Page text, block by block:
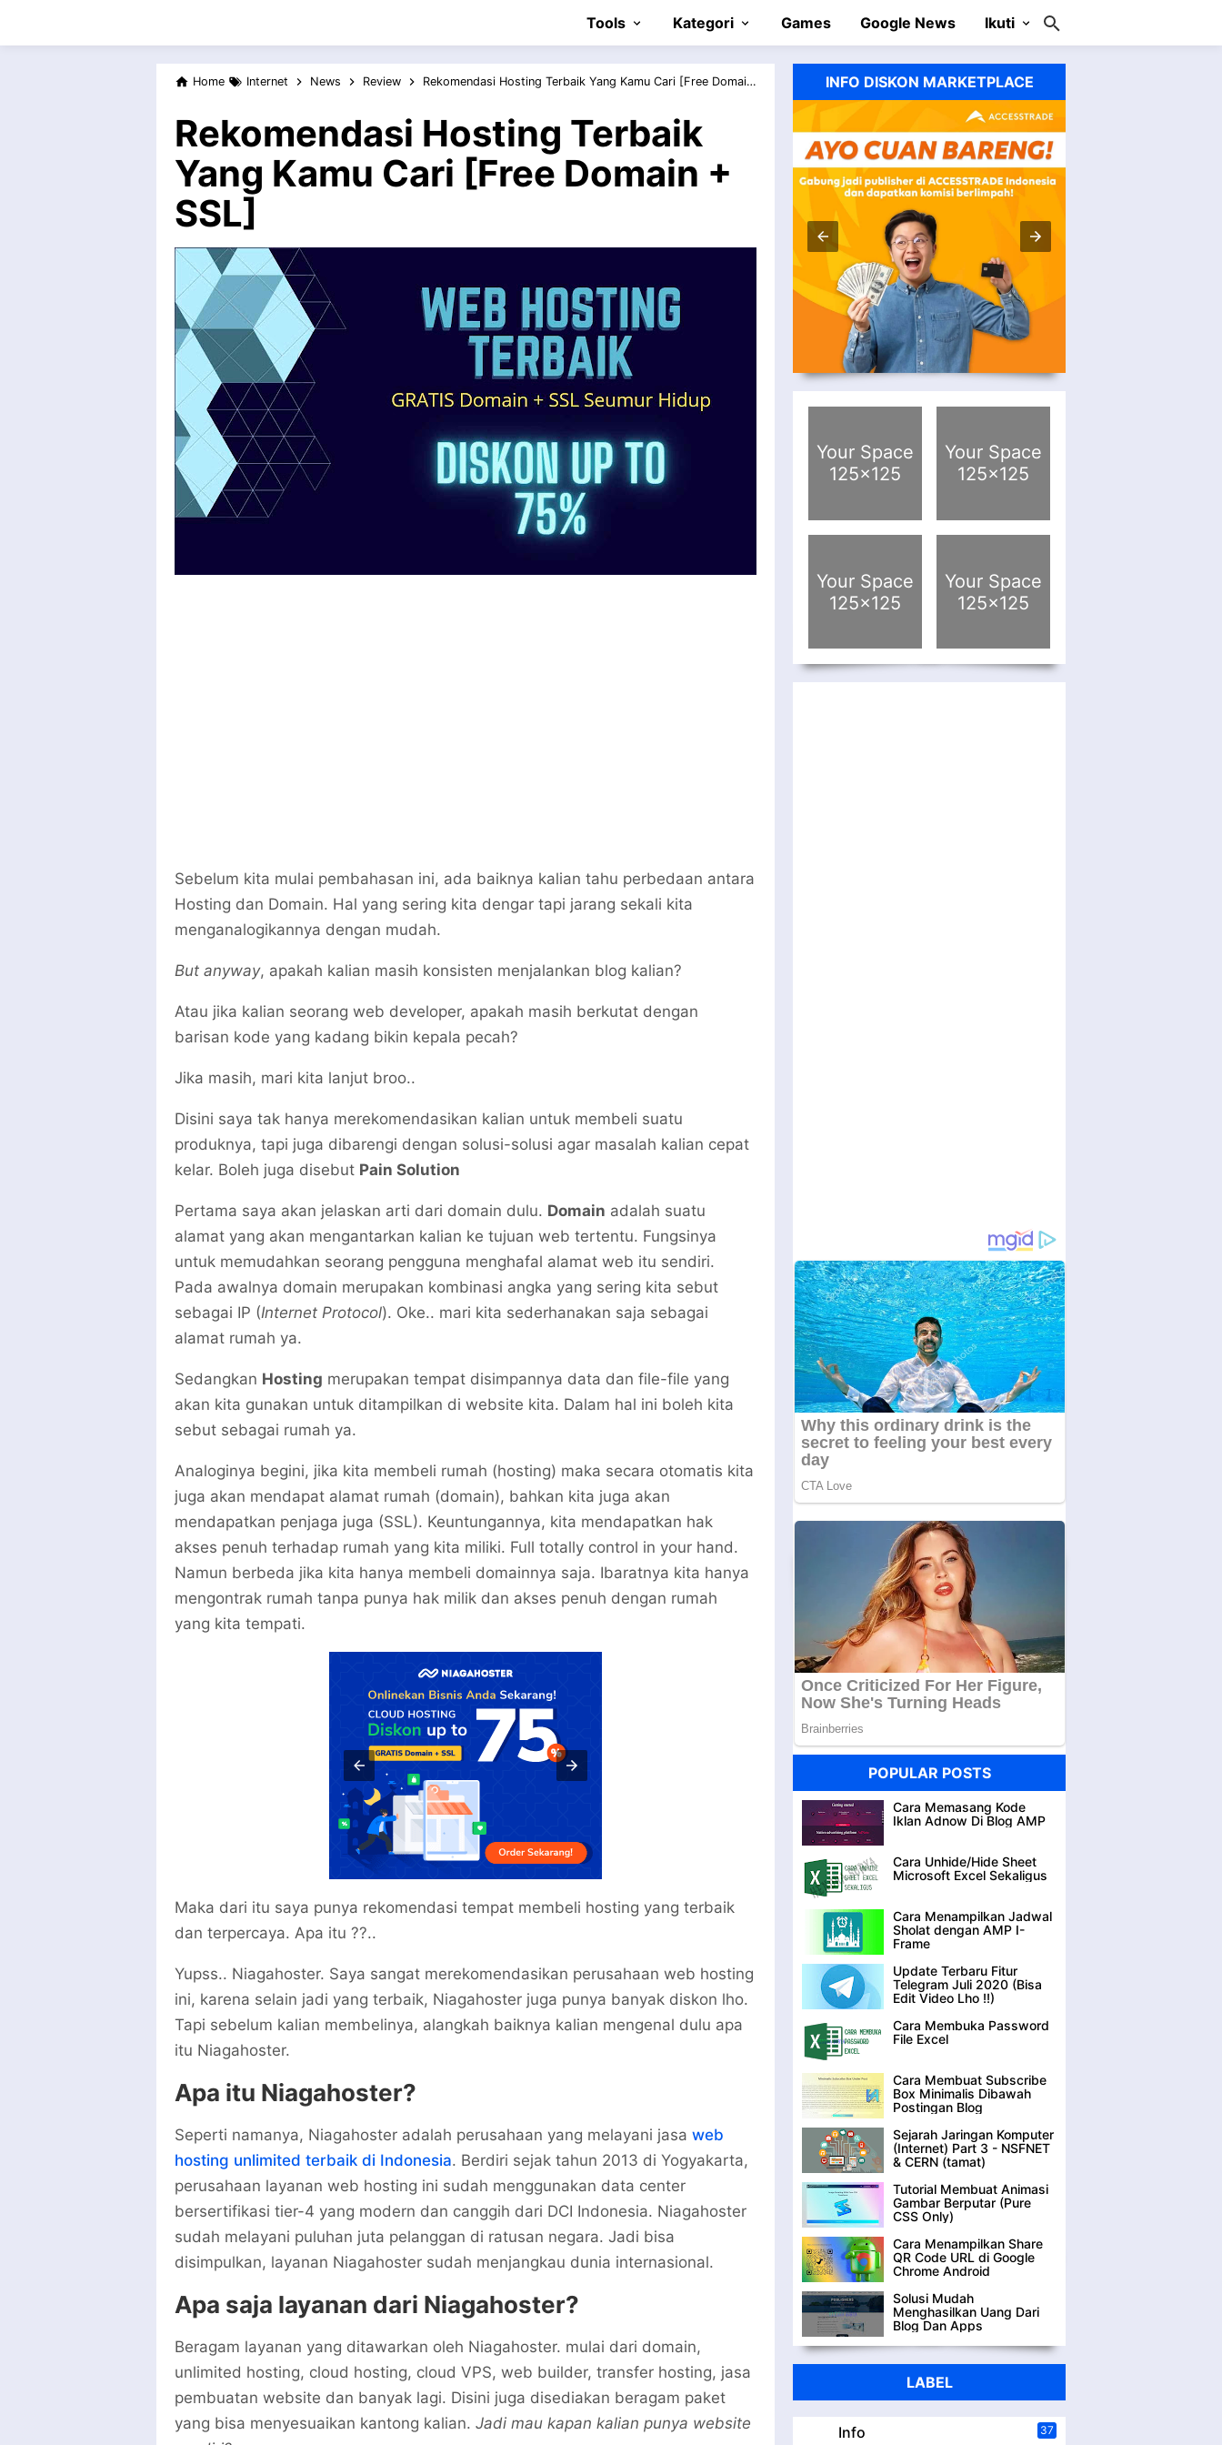
Skip to main content
Tools Kategori Games Google News Ikuti
Facebook
Instagram
Twitter
Youtube
Blogger
Home Internet News Review Rekomendasi Hosting Terbaik Yang Kamu Cari [Free Domain + SSL]
Rekomendasi Hosting Terbaik
Yang Kamu Cari [Free Domain +
SSL]
Sebelum kita mulai pembahasan ini, ada baiknya kalian tahu perbedaan antara
Hosting dan Domain. Hal yang sering kita dengar tapi jarang sekali kita
menganalogikannya dengan mudah.
But anyway, apakah kalian masih konsisten menjalankan blog kalian?
Atau jika kalian seorang web developer, apakah masih berkutat dengan
barisan kode yang kadang bikin kepala pecah?
Jika masih, mari kita lanjut broo..
Disini saya tak hanya merekomendasikan kalian untuk membeli suatu
produknya, tapi juga dibarengi dengan solusi-solusi agar masalah kalian cepat
kelar. Boleh juga disebut Pain Solution
Pertama saya akan jelaskan arti dari domain dulu. Domain adalah suatu
alamat yang akan mengantarkan kalian ke tujuan web tertentu. Fungsinya
untuk memudahkan seorang pengguna menghafal alamat web itu sendiri.
Pada awalnya domain merupakan kombinasi angka yang sering kita sebut
sebagai IP (Internet Protocol). Oke.. mari kita sederhanakan saja sebagai
alamat rumah ya.
Sedangkan Hosting merupakan tempat disimpannya data dan file-file yang
akan kita gunakan untuk ditampilkan di website kita. Dalam hal ini boleh kita
sebut sebagai rumah ya.
Analoginya begini, jika kita membeli rumah (hosting) maka secara otomatis kita
juga akan mendapat alamat rumah (domain), bahkan kita juga akan
mendapatkan penjaga juga (SSL). Keuntungannya, kita mendapatkan hak
akses penuh terhadap rumah yang kita miliki. Full totally control in your hand.
Namun berbeda jika kita hanya membeli domainnya saja. Ibaratnya kita hanya
mengontrak rumah tanpa punya hak milik dan akses penuh dengan rumah
yang kita tempati.
Maka dari itu saya punya rekomendasi tempat membeli hosting yang terbaik
dan terpercaya. Apa itu ??..
Yupss.. Niagahoster. Saya sangat merekomendasikan perusahaan web hosting
ini, karena selain jadi yang terbaik, Niagahoster juga punya banyak diskon lho.
Tapi sebelum kalian membelinya, alangkah baiknya kalian mengenal dulu apa
itu Niagahoster.
Apa itu Niagahoster?
Seperti namanya, Niagahoster adalah perusahaan yang melayani jasa web
hosting unlimited terbaik di Indonesia. Berdiri sejak tahun 2013 di Yogyakarta,
perusahaan layanan web hosting ini sudah menggunakan data center
bersertifikasi tier-4 yang modern dan canggih dari DCI Indonesia. Niagahoster
sudah melayani puluhan juta pelanggan di ratusan negara. Jadi bisa
disimpulkan, layanan Niagahoster sudah menjangkau dunia internasional.
Apa saja layanan dari Niagahoster?
Beragam layanan yang ditawarkan oleh Niagahoster. mulai dari domain,
unlimited hosting, cloud hosting, cloud VPS, web builder, transfer hosting, jasa
pembuatan website dan banyak lagi. Disini juga disediakan beragam paket
yang bisa menyesuaikan kantong kalian. Jadi mau kapan kalian punya website
INFO DISKON MARKETPLACE
POPULAR POSTS
Cara Memasang Kode
Iklan Adnow Di Blog AMP
Cara Unhide/Hide Sheet
Microsoft Excel Sekaligus
Cara Menampilkan Jadwal
Sholat dengan AMP I-
Frame
Update Terbaru Fitur
Telegram Juli 2020 (Bisa
Edit Video Lho !!)
Cara Membuka Password
File Excel
Cara Membuat Subscribe
Box Minimalis Dibawah
Postingan Blog
Sejarah Jaringan Komputer
(Internet) Part 3 - NSFNET
& CERN (tamat)
Tutorial Membuat Animasi
Gambar Berputar (Pure
CSS Only)
Cara Menampilkan Share
QR Code URL di Google
Chrome Android
Solusi Mudah
Menghasilkan Uang Dari
Blog Dan Apps
LABEL
Info 37